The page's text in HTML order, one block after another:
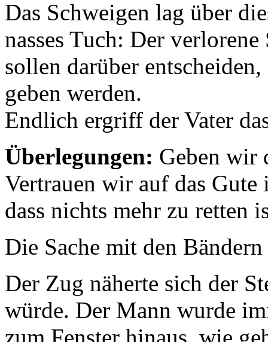
Das Schweigen lag über
nasses Tuch: Der
sollen darüber
geben werden.
Endlich ergriff der Vater
Überlegungen: Geben wir
Vertrauen wir auf das
dass nichts mehr zu retten
Die Sache mit den Bändern
Der Zug näherte sich der
würde. Der Mann wurde